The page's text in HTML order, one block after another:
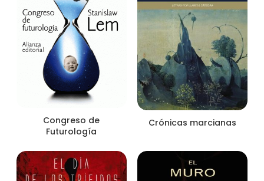
Congreso de
Futurología
Crónicas marcianas